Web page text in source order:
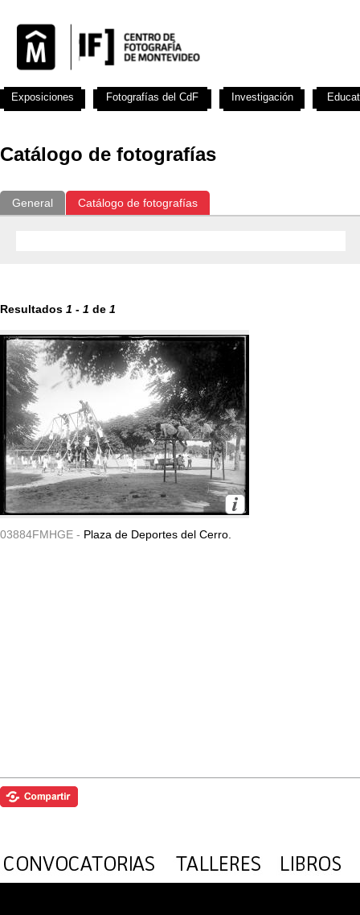
Catálogo de fotografías
General Catálogo de fotografías
Resultados 1 - 1 de 1
03884FMHGE - Plaza de Deportes del Cerro.
Exposiciones Fotografías del CdF Investigación